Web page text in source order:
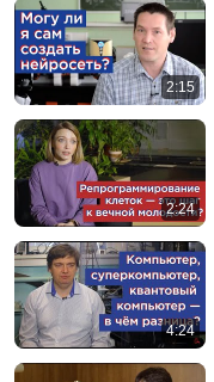
2:15
2:24
4:24